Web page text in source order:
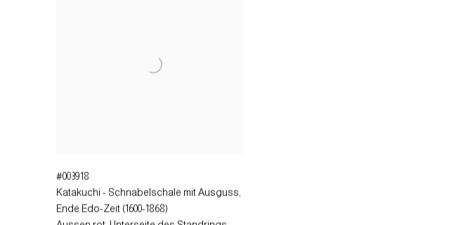
#003918
Katakuchi - Schnabelschale mit Ausguss
Ende Edo-Zeit (1600-1868)